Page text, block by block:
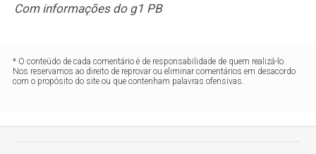
Com informações do g1 PB
* O conteúdo de cada comentário é de responsabilidade de quem realizá-lo.
Nos reservamos ao direito de reprovar ou eliminar comentários em desacordo
com o propósito do site ou que contenham palavras ofensivas.